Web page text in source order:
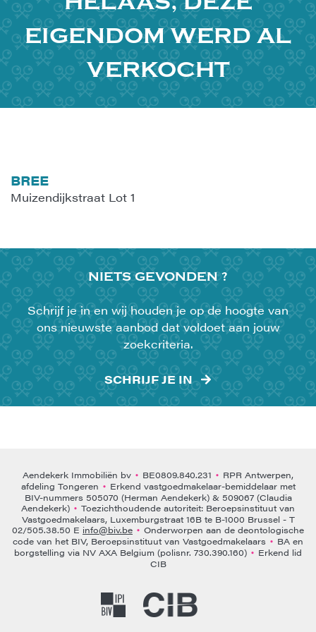
EIGENDOM WERD AL
VERKOCHT
BREE
Muizendijkstraat Lot 1
NIETSGEVONDEN ?
Schrijf je in en wij houden je op de hoogte van
ons nieuwste aanbod dat voldoet aan jouw
zoekcriteria.
SCHRIJF JE IN
Aendekerk Immobiliën bv • BE0809.840.231 • RPR Antwerpen,
afdeling Tongeren • Erkend vastgoedmakelaar-bemiddelaar met
BIV-nummers 505070 (Herman Aendekerk) & 509067 (Claudia
Aendekerk) • Toezichthoudende autoriteit: Beroepsinstituut van
Vastgoedmakelaars, Luxemburgstraat 16B te B-1000 Brussel - T
02/505.38.50 E info@biv.be • Onderworpen aan de deontologische
code van het BIV, Beroepsinstituut van Vastgoedmakelaars • BA en
borgstelling via NV AXA Belgium (polisnr. 730.390.160) • Erkend lid
CIB